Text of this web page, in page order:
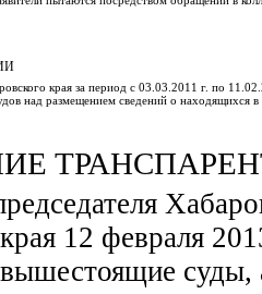
края за период с 03.03.2011 г. по
над размещением сведений о
12 февраля
суды,